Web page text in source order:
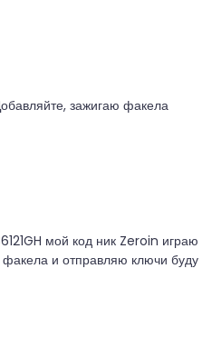
зажигаю факела
мой код ник Zeroin играю
и отправляю ключи буду